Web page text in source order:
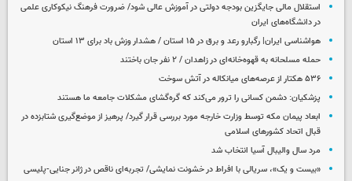
استقلال مالی جایگزین بودجه دولتی در آموزش عالی شود/ ضرورت فرهنگ نیکوکاری علمی
در دانشگاه‌های ایران
هواشناسی ایران| رگبارو رعد و برق در ۱۵ استان / هشدار وزش باد برای ۱۳ استان‌
حمله مسلحانه به قهوه‌خانه‌ای در زاهدان / ۲ نفر جان باختند
۵۳۶ هکتار از عرصه‌های میانکاله در آتش سوخت
پزشکیان: دشمن کسانی را ترور می‌کند که گره‌گشای مشکلات جامعه ما هستند
ابعاد پیمان مکه توسط وزارت خارجه مورد بررسی قرار گیرد/ پرهیز از موضع‌گیری شتابزده در
قبال اتحاد کشورهای اسلامی
مرد سال والیبال آسیا انتخاب شد
«بیست و یک»، سریالی با افراط در خشونت نمایشی/ تجربه‌ای ناقص در ژانر جنایی-پلیسی